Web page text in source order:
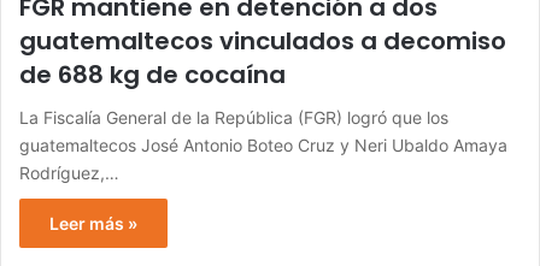
FGR mantiene en detención a dos
guatemaltecos vinculados a decomiso
de 688 kg de cocaína
La Fiscalía General de la República (FGR) logró que los
guatemaltecos José Antonio Boteo Cruz y Neri Ubaldo Amaya
Rodríguez,…
Leer más »